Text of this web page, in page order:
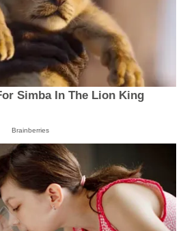
Simba In The Lion King
Brainberries